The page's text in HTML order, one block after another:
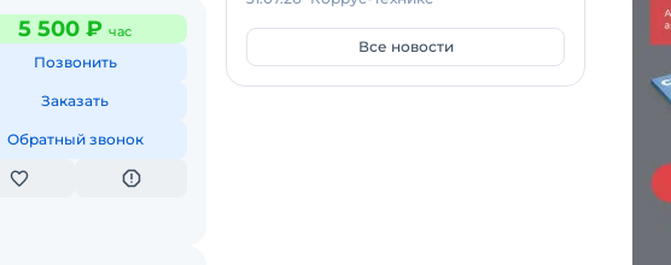
5 500 ₽ час
Позвонить
Заказать
Обратный звонок
Все новости